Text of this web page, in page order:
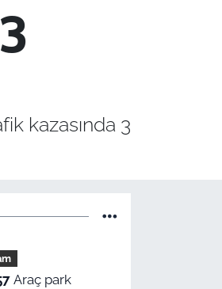
kazasında 3
Araç park